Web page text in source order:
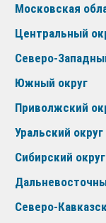
Московская
Центральный
Северо-
Южный округ
Приволжский
Уральский округ
Сибирский округ
Северо-